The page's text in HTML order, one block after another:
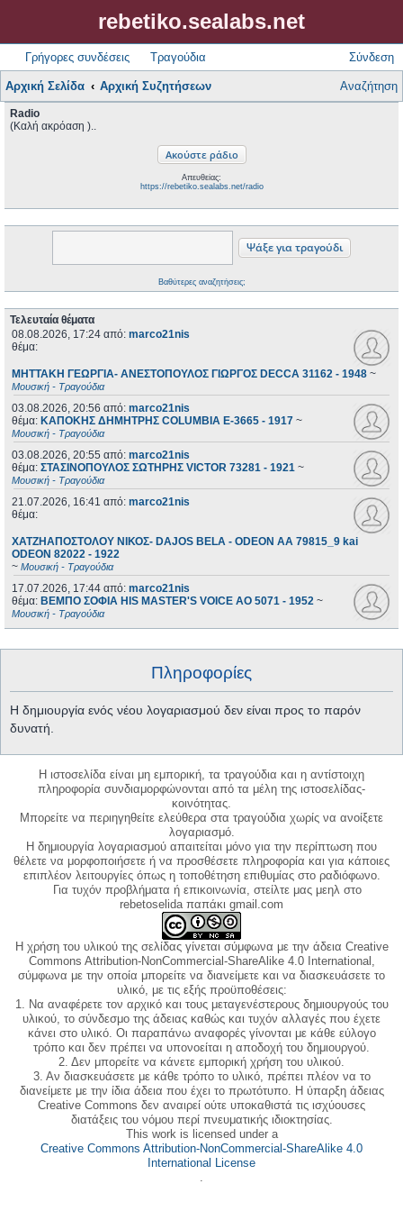
rebetiko.sealabs.net
Γρήγορες συνδέσεις Τραγούδια Σύνδεση
Αρχική Σελίδα Αρχική Συζητήσεων Αναζήτηση
Radio
(Καλή ακρόαση )..
Απευθείας:
https://rebetiko.sealabs.net/radio
Βαθύτερες αναζητήσεις;
Τελευταία θέματα
08.08.2026, 17:24 από: marco21nis
θέμα:
ΜΗΤΤΑΚΗ ΓΕΩΡΓΙΑ- ΑΝΕΣΤΟΠΟΥΛΟΣ ΓΙΩΡΓΟΣ DECCA 31162 - 1948 ~
Μουσική - Τραγούδια
03.08.2026, 20:56 από: marco21nis
θέμα: ΚΑΠΟΚΗΣ ΔΗΜΗΤΡΗΣ COLUMBIA E-3665 - 1917 ~
Μουσική - Τραγούδια
03.08.2026, 20:55 από: marco21nis
θέμα: ΣΤΑΣΙΝΟΠΟΥΛΟΣ ΣΩΤΗΡΗΣ VICTOR 73281 - 1921 ~
Μουσική - Τραγούδια
21.07.2026, 16:41 από: marco21nis
θέμα:
ΧΑΤΖΗΑΠΟΣΤΟΛΟΥ ΝΙΚΟΣ- DAJOS BELA - ODEON AA 79815_9 kai
ODEON 82022 - 1922
~ Μουσική - Τραγούδια
17.07.2026, 17:44 από: marco21nis
θέμα: ΒΕΜΠΟ ΣΟΦΙΑ HIS MASTER'S VOICE AO 5071 - 1952 ~
Μουσική - Τραγούδια
Πληροφορίες
Η δημιουργία ενός νέου λογαριασμού δεν είναι προς το παρόν
δυνατή.
Η ιστοσελίδα είναι μη εμπορική, τα τραγούδια και η αντίστοιχη
πληροφορία συνδιαμορφώνονται από τα μέλη της ιστοσελίδας-
κοινότητας.
Μπορείτε να περιηγηθείτε ελεύθερα στα τραγούδια χωρίς να ανοίξετε
λογαριασμό.
Η δημιουργία λογαριασμού απαιτείται μόνο για την περίπτωση που
θέλετε να μορφοποιήσετε ή να προσθέσετε πληροφορία και για κάποιες
επιπλέον λειτουργίες όπως η τοποθέτηση επιθυμίας στο ραδιόφωνο.
Για τυχόν προβλήματα ή επικοινωνία, στείλτε μας μεηλ στο
rebetoselida παπάκι gmail.com
Η χρήση του υλικού της σελίδας γίνεται σύμφωνα με την άδεια Creative
Commons Attribution-NonCommercial-ShareAlike 4.0 International,
σύμφωνα με την οποία μπορείτε να διανείμετε και να διασκευάσετε το
υλικό, με τις εξής προϋποθέσεις:
1. Να αναφέρετε τον αρχικό και τους μεταγενέστερους δημιουργούς του
υλικού, το σύνδεσμο της άδειας καθώς και τυχόν αλλαγές που έχετε
κάνει στο υλικό. Οι παραπάνω αναφορές γίνονται με κάθε εύλογο
τρόπο και δεν πρέπει να υπονοείται η αποδοχή του δημιουργού.
2. Δεν μπορείτε να κάνετε εμπορική χρήση του υλικού.
3. Αν διασκευάσετε με κάθε τρόπο το υλικό, πρέπει πλέον να το
διανείμετε με την ίδια άδεια που έχει το πρωτότυπο. Η ύπαρξη άδειας
Creative Commons δεν αναιρεί ούτε υποκαθιστά τις ισχύουσες
διατάξεις του νόμου περί πνευματικής ιδιοκτησίας.
This work is licensed under a
Creative Commons Attribution-NonCommercial-ShareAlike 4.0
International License
.